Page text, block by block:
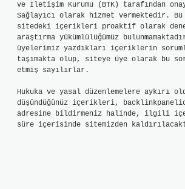
ve İletişim Kurumu (BTK) tarafından
Sağlayıcı olarak hizmet vermektedir. Bu
sitedeki içerikleri proaktif olarak
araştırma yükümlülüğümüz
üyelerimiz yazdıkları içeriklerin
taşımakta olup, siteye üye olarak bu
etmiş sayılırlar.
Hukuka ve yasal düzenlemelere aykırı
düşündüğünüz içerikleri,
adresine bildirmeniz halinde, ilgili
süre içerisinde sitemizden